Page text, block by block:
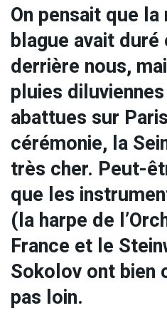
On pensait que la
blague avait duré
derrière nous,
pluies
abattues sur
cérémonie, la
très cher. Peut-
que les
(la harpe de
France et le
Sokolov ont bien
pas loin.